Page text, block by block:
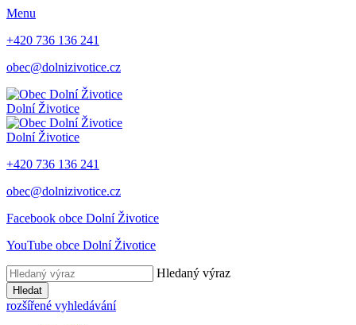
Menu
+420 736 136 241
obec@dolnizivotice.cz
Dolní Životice
Dolní Životice
+420 736 136 241
obec@dolnizivotice.cz
Facebook obce Dolní Životice
YouTube obce Dolní Životice
Hledaný výraz
Hledat
rozšířené vyhledávání